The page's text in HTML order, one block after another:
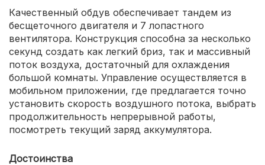
Качественный обдув обеспечивает тандем из
бесщеточного двигателя и 7 лопастного
вентилятора. Конструкция способна за несколько
секунд создать как легкий бриз, так и массивный
поток воздуха, достаточный для охлаждения
большой комнаты. Управление осуществляется в
мобильном приложении, где предлагается точно
установить скорость воздушного потока, выбрать
продолжительность непрерывной работы,
посмотреть текущий заряд аккумулятора.
Достоинства